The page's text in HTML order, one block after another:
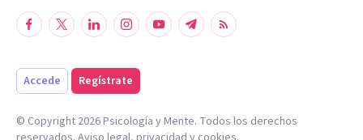
Accede Regístrate
© Copyright 2026Psicología y Mente. Todos los derechos